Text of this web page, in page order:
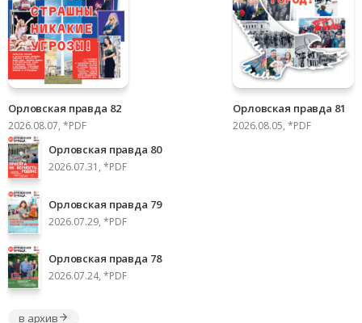
Орловская правда 82
2026.08.07, *PDF
Орловская правда 81
2026.08.05, *PDF
Орловская правда 80
2026.07.31, *PDF
Орловская правда 79
2026.07.29, *PDF
Орловская правда 78
2026.07.24, *PDF
в архив